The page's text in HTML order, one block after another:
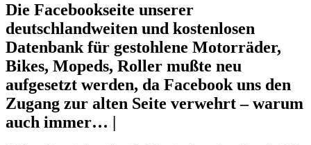
Die Facebookseite unserer
deutschlandweiten und kostenlosen
Datenbank für gestohlene Motorräder,
Bikes, Mopeds, Roller mußte neu
aufgesetzt werden, da Facebook uns den
Zugang zur alten Seite verwehrt – warum
auch immer… |